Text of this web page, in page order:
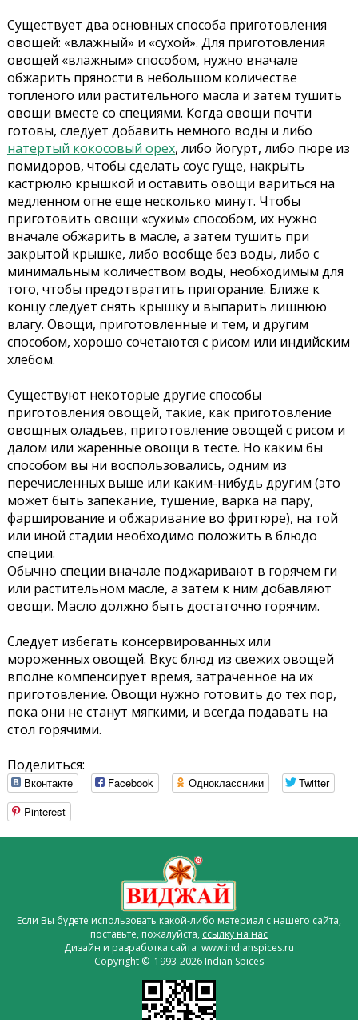
Существует два основных способа приготовления
овощей: «влажный» и «сухой». Для приготовления
овощей «влажным» способом, нужно вначале
обжарить пряности в небольшом количестве
топленого или растительного масла и затем тушить
овощи вместе со специями. Когда овощи почти
готовы, следует добавить немного воды и либо
натертый кокосовый орех, либо йогурт, либо пюре из
помидоров, чтобы сделать соус гуще, накрыть
кастрюлю крышкой и оставить овощи вариться на
медленном огне еще несколько минут. Чтобы
приготовить овощи «сухим» способом, их нужно
вначале обжарить в масле, а затем тушить при
закрытой крышке, либо вообще без воды, либо с
минимальным количеством воды, необходимым для
того, чтобы предотвратить пригорание. Ближе к
концу следует снять крышку и выпарить лишнюю
влагу. Овощи, приготовленные и тем, и другим
способом, хорошо сочетаются с рисом или индийским
хлебом.
Существуют некоторые другие способы
приготовления овощей, такие, как приготовление
овощных оладьев, приготовление овощей с рисом и
далом или жаренные овощи в тесте. Но каким бы
способом вы ни воспользовались, одним из
перечисленных выше или каким-нибудь другим (это
может быть запекание, тушение, варка на пару,
фарширование и обжаривание во фритюре), на той
или иной стадии необходимо положить в блюдо
специи.
Обычно специи вначале поджаривают в горячем ги
или растительном масле, а затем к ним добавляют
овощи. Масло должно быть достаточно горячим.
Следует избегать консервированных или
мороженных овощей. Вкус блюд из свежих овощей
вполне компенсирует время, затраченное на их
приготовление. Овощи нужно готовить до тех пор,
пока они не станут мягкими, и всегда подавать на
стол горячими.
Поделиться:
Вконтакте Facebook Одноклассники
Twitter
Pinterest
Если Вы будете использовать какой-либо материал с нашего сайта,
поставьте, пожалуйста, ссылку на нас
Дизайн и разработка сайта www.indianspices.ru
Copyright © 1993-2026 Indian Spices